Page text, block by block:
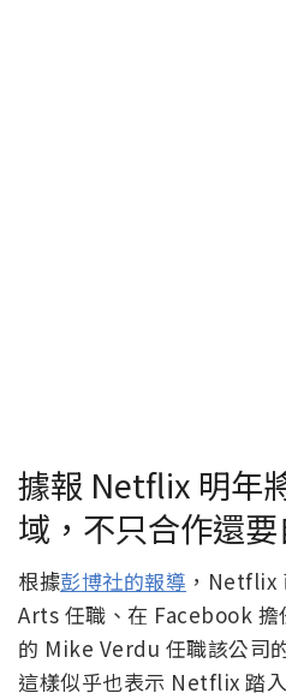
據報 Netflix 明年
域，不只合作還
根據彭博社的報導 ，Netflix
Arts 任職、在 Facebook 擔
的 Mike Verdu 任職該公司
這樣似乎也表示 Netflix 踏